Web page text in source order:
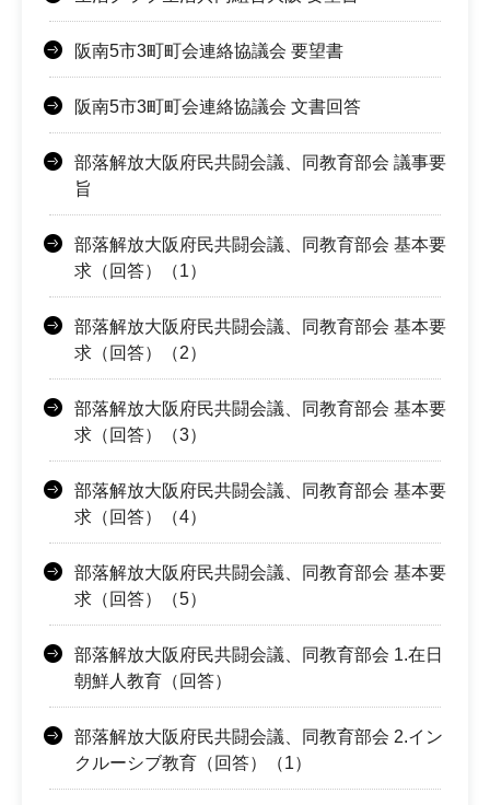
阪南5市3町町会連絡協議会 要望書
阪南5市3町町会連絡協議会 文書回答
部落解放大阪府民共闘会議、同教育部会 議事要
旨
部落解放大阪府民共闘会議、同教育部会 基本要
求（回答）（1）
部落解放大阪府民共闘会議、同教育部会 基本要
求（回答）（2）
部落解放大阪府民共闘会議、同教育部会 基本要
求（回答）（3）
部落解放大阪府民共闘会議、同教育部会 基本要
求（回答）（4）
部落解放大阪府民共闘会議、同教育部会 基本要
求（回答）（5）
部落解放大阪府民共闘会議、同教育部会 1.在日
朝鮮人教育（回答）
部落解放大阪府民共闘会議、同教育部会 2.イン
クルーシブ教育（回答）（1）